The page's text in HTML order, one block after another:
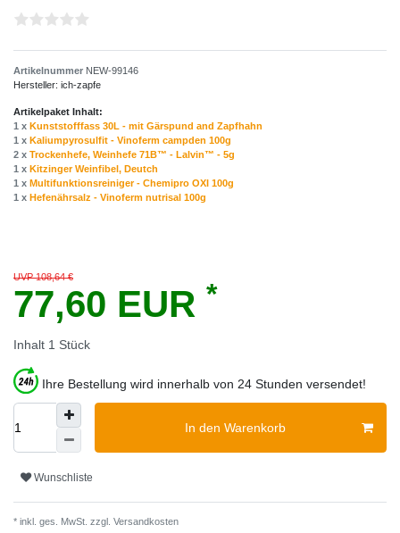
Artikelnummer NEW-99146
Hersteller: ich-zapfe
Artikelpaket Inhalt:
1 x Kunststofffass 30L - mit Gärspund and Zapfhahn
1 x Kaliumpyrosulfit - Vinoferm campden 100g
2 x Trockenhefe, Weinhefe 71B™ - Lalvin™ - 5g
1 x Kitzinger Weinfibel, Deutch
1 x Multifunktionsreiniger - Chemipro OXI 100g
1 x Hefenährsalz - Vinoferm nutrisal 100g
UVP 108,64 €
77,60 EUR *
Inhalt 1 Stück
Ihre Bestellung wird innerhalb von 24 Stunden versendet!
In den Warenkorb
Wunschliste
* inkl. ges. MwSt. zzgl. Versandkosten